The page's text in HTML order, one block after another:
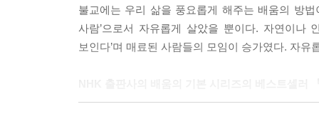
배우는 것은 바뀌는 것이며, 성장하는 것이기도
불교에는 우리 삶을 풍요롭게 해주는 배움의 방
사람’으로서 자유롭게 살았을 뿐이다. 자연이나
보인다’며 매료된 사람들의 모임이 승가였다. 자